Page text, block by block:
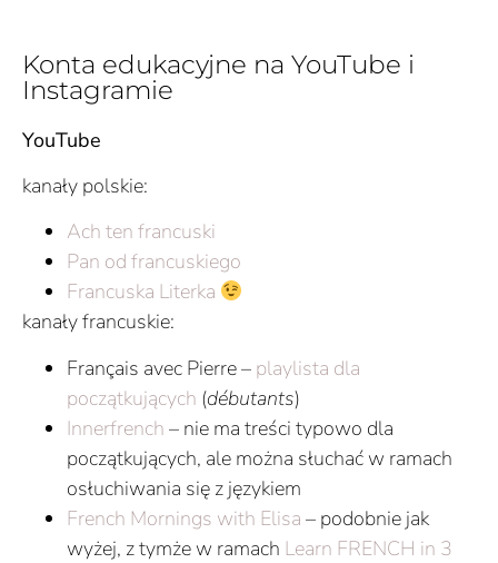
Konta edukacyjne na YouTube i
Instagramie
YouTube
kanały polskie:
Ach ten francuski
Pan od francuskiego
Francuska Literka
kanały francuskie:
Français avec Pierre – playlista dla
początkujących (débutants)
Innerfrench – nie ma treści typowo dla
początkujących, ale można słuchać w ramach
osłuchiwania się z językiem
French Mornings with Elisa – podobnie jak
wyżej, z tymże w ramach Learn FRENCH in 3